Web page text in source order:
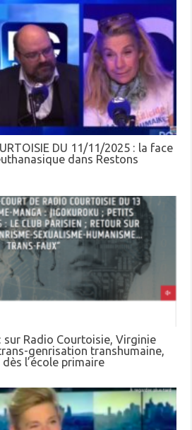
DU 11/11/2025 : la face
dans Restons
sur Radio Courtoisie, Virginie
genrisation transhumaine,
l’école primaire